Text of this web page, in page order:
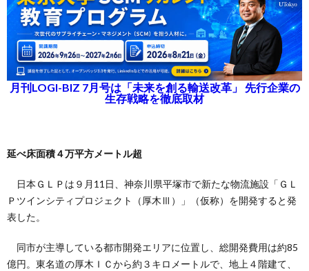
月刊LOGI-BIZ 7月号は「未来を創る輸送改革」 先行企業の
生存戦略を徹底取材
延べ床面積４万平方メートル超
日本ＧＬＰは９月11日、神奈川県平塚市で新たな物流施設「ＧＬ
Ｐツインシティプロジェクト（厚木Ⅲ）」（仮称）を開発すると発
表した。
同市が主導している都市開発エリアに位置し、総開発費用は約85
億円。東名道の厚木ＩＣから約３キロメートルで、地上４階建て、